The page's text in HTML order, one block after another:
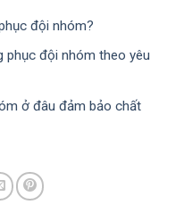
đội nhóm?
phục đội nhóm theo yêu
ở đâu đảm bảo chất